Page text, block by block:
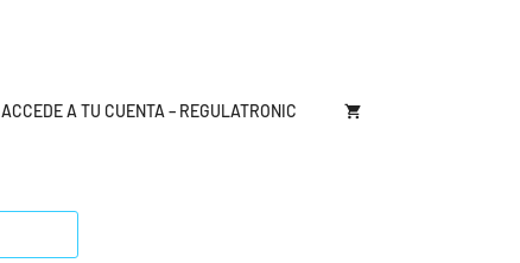
ACCEDE A TU CUENTA – REGULATRONIC